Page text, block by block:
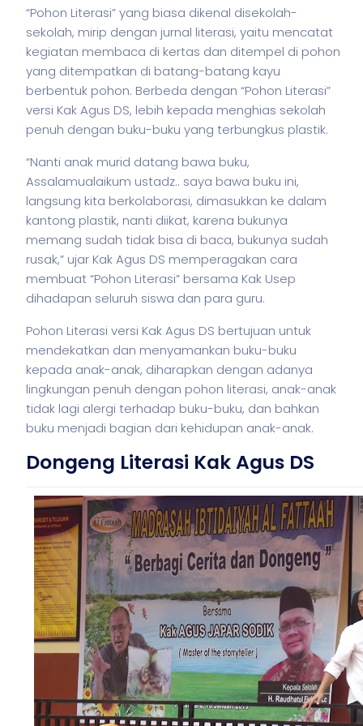
“Pohon Literasi” yang biasa dikenal disekolah-
sekolah, mirip dengan jurnal literasi, yaitu mencatat
kegiatan membaca di kertas dan ditempel di pohon
yang ditempatkan di batang-batang kayu
berbentuk pohon. Berbeda dengan “Pohon Literasi”
versi Kak Agus DS, lebih kepada menghias sekolah
penuh dengan buku-buku yang terbungkus plastik.
“Nanti anak murid datang bawa buku,
Assalamualaikum ustadz.. saya bawa buku ini,
langsung kita berkolaborasi, dimasukkan ke dalam
kantong plastik, nanti diikat, karena bukunya
memang sudah tidak bisa di baca, bukunya sudah
rusak,” ujar Kak Agus DS memperagakan cara
membuat “Pohon Literasi” bersama Kak Usep
dihadapan seluruh siswa dan para guru.
Pohon Literasi versi Kak Agus DS bertujuan untuk
mendekatkan dan menyamankan buku-buku
kepada anak-anak, diharapkan dengan adanya
lingkungan penuh dengan pohon literasi, anak-anak
tidak lagi alergi terhadap buku-buku, dan bahkan
buku menjadi bagian dari kehidupan anak-anak.
Dongeng Literasi Kak Agus DS